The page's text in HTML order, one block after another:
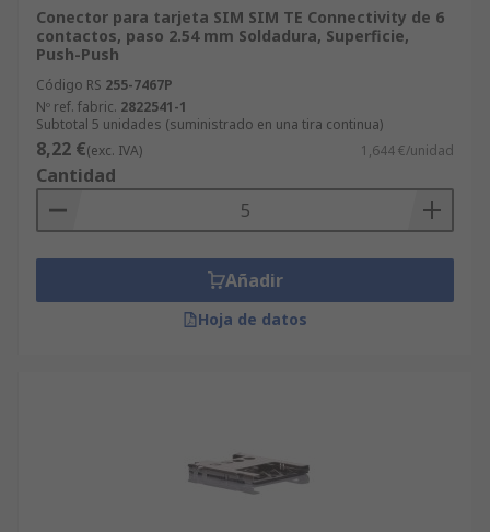
Conector para tarjeta SIM SIM TE Connectivity de 6
contactos, paso 2.54 mm Soldadura, Superficie,
Push-Push
Código RS 255-7467P
Nº ref. fabric. 2822541-1
Subtotal 5 unidades (suministrado en una tira continua)
8,22 €(exc. IVA) 1,644 €/unidad
Cantidad
Añadir
Hoja de datos